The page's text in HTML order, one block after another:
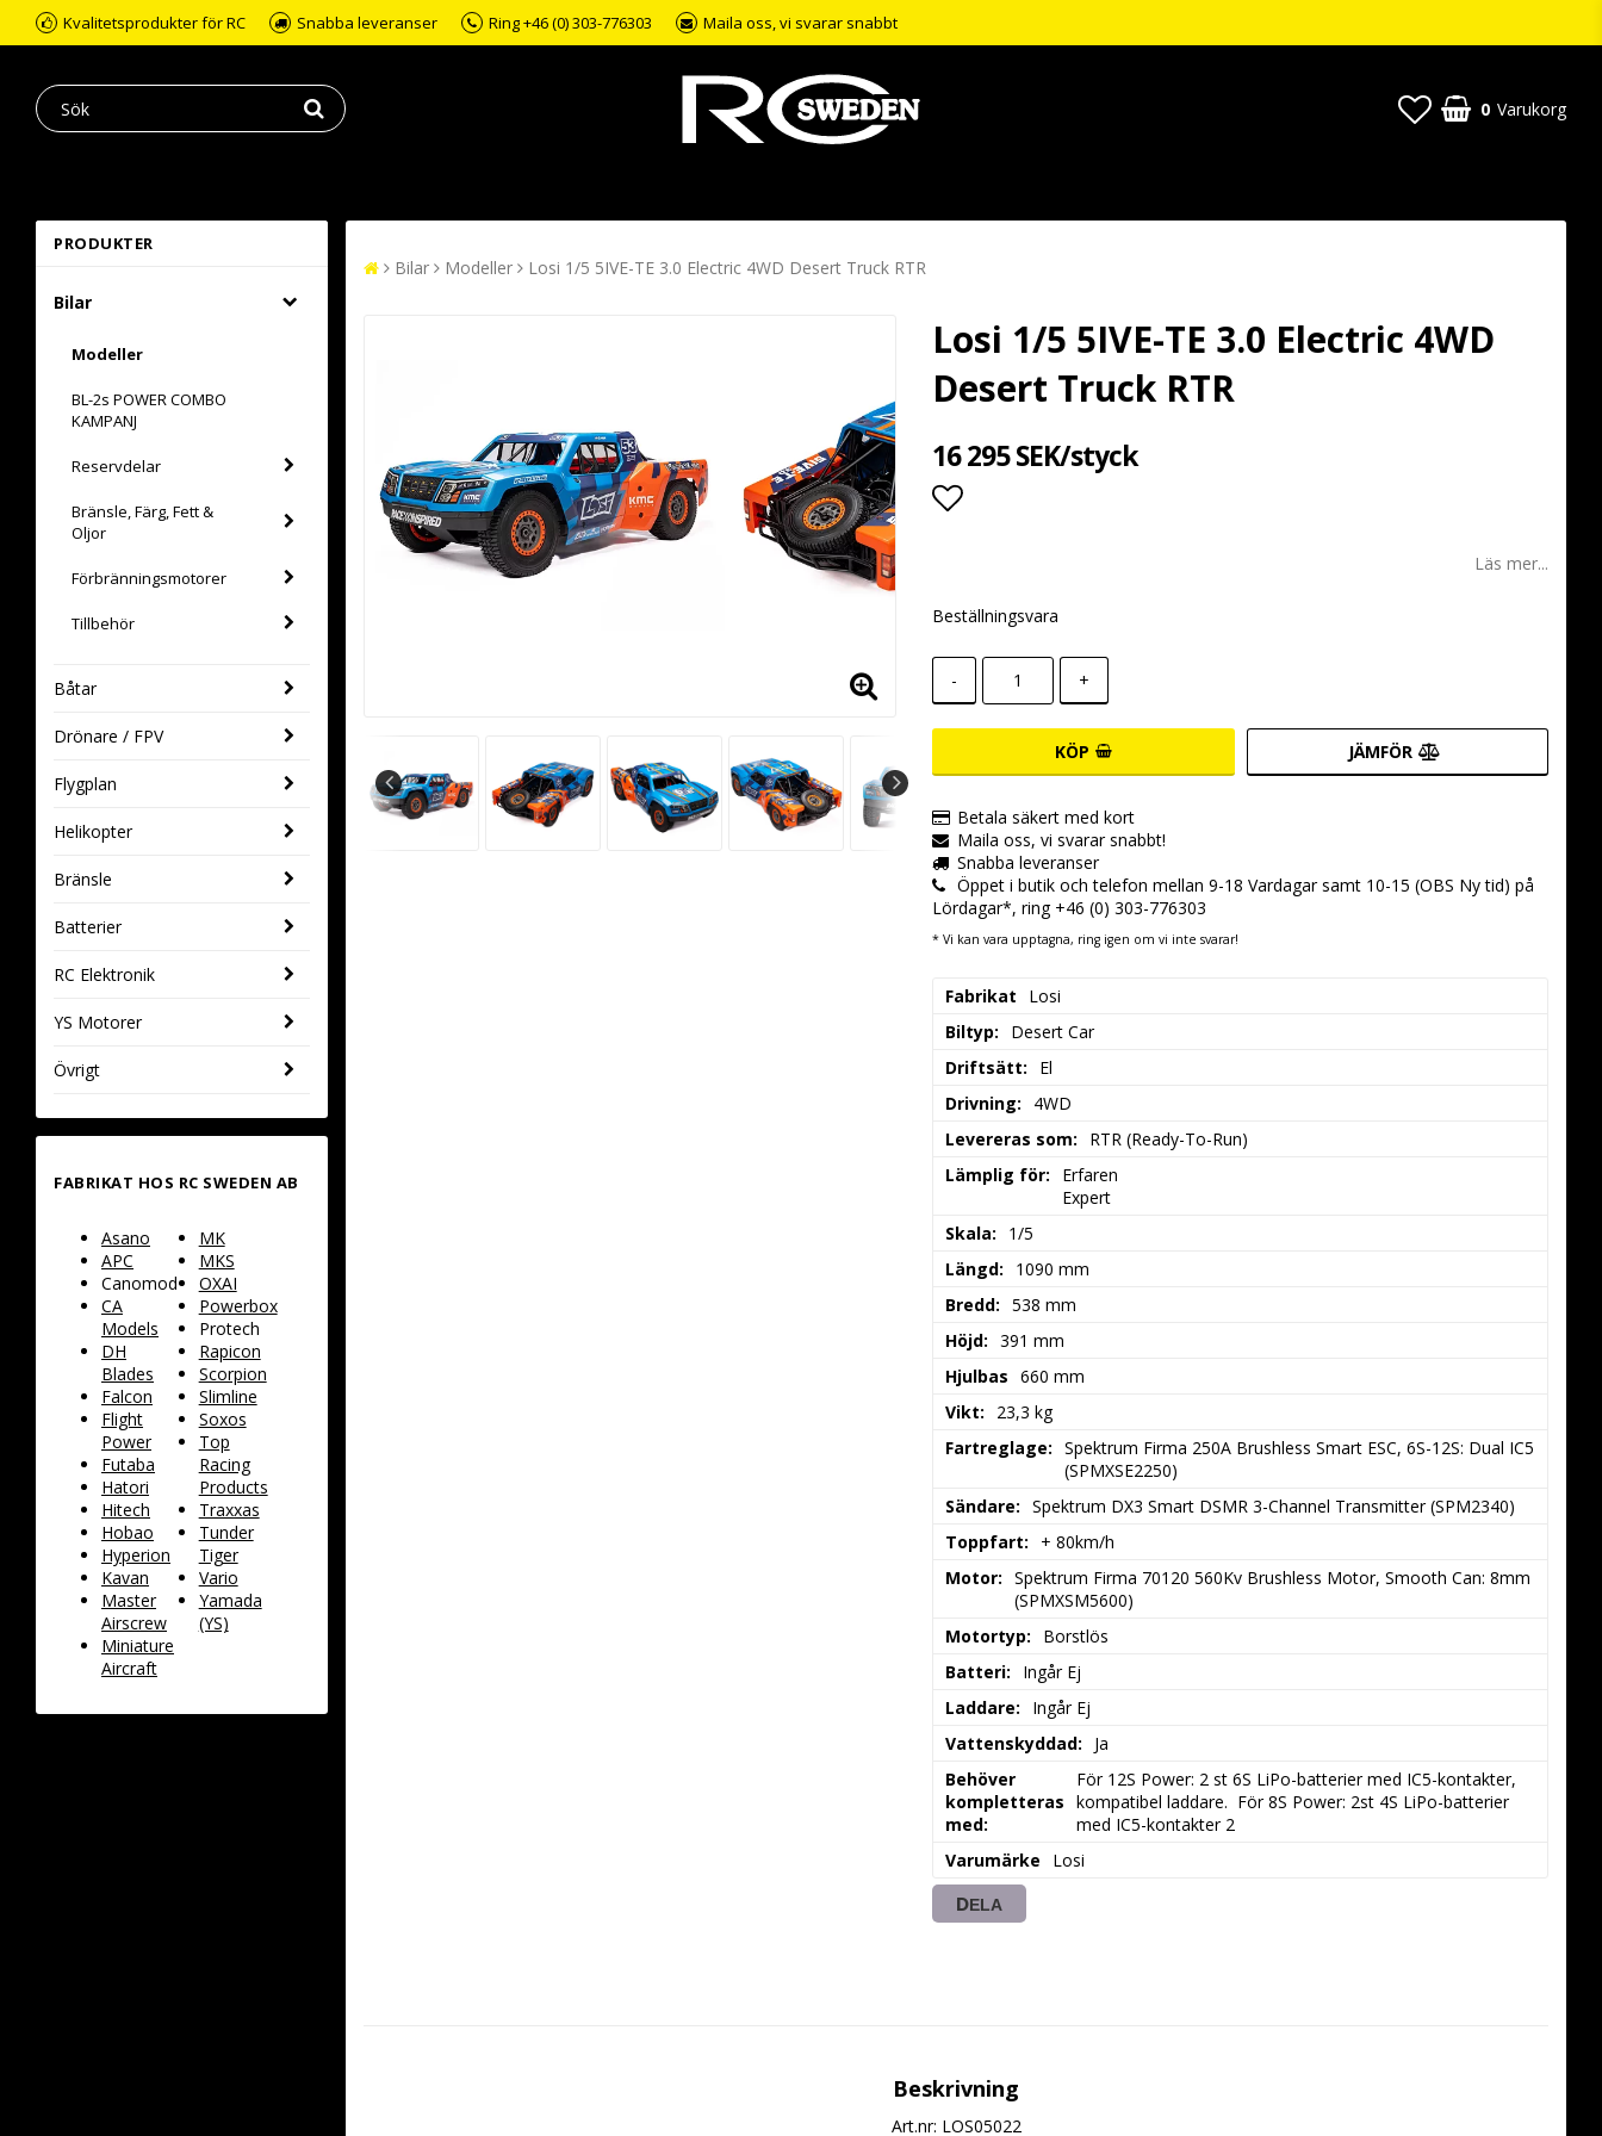
Kvalitetsprodukter för RC Snabba leveranser Ring +46 (0) 303-776303 Maila oss, vi svarar snabbt
0 Varukorg
PRODUKTER
Bilar
Modeller
BL-2s POWER COMBO
KAMPANJ
Reservdelar
Bränsle, Färg, Fett &
Oljor
Förbränningsmotorer
Tillbehör
Båtar
Drönare / FPV
Flygplan
Helikopter
Bränsle
Batterier
RC Elektronik
YS Motorer
Övrigt
FABRIKAT HOS RC SWEDEN AB
Asano
APC
Canomod
CA
Models
DH
Blades
Falcon
Flight
Power
Futaba
Hatori
Hitech
Hobao
Hyperion
Kavan
Master
Airscrew
Miniature
Aircraft
MK
MKS
OXAI
Powerbox
Protech
Rapicon
Scorpion
Slimline
Soxos
Top
Racing
Products
Traxxas
Tunder
Tiger
Vario
Yamada
(YS)
Bilar Modeller Losi 1/5 5IVE-TE 3.0 Electric 4WD Desert Truck RTR
Losi 1/5 5IVE-TE 3.0 Electric 4WD
Desert Truck RTR
16 295 SEK/styck
Läs mer...
Beställningsvara
- +
KÖP JÄMFÖR
Betala säkert med kort
Maila oss, vi svarar snabbt!
Snabba leveranser
Öppet i butik och telefon mellan 9-18 Vardagar samt 10-15 (OBS Ny tid) på
Lördagar*, ring +46 (0) 303-776303
* Vi kan vara upptagna, ring igen om vi inte svarar!
Fabrikat
Losi
Biltyp:
Desert Car
Driftsätt:
El
Drivning:
4WD
Levereras som:
RTR (Ready-To-Run)
Lämplig för:
Erfaren
Expert
Skala:
1/5
Längd:
1090 mm
Bredd: 538 mm
Höjd: 391 mm
Hjulbas 660 mm
Vikt:
23,3 kg
Fartreglage: Spektrum Firma 250A Brushless Smart ESC, 6S-12S: Dual IC5
(SPMXSE2250)
Sändare: Spektrum DX3 Smart DSMR 3-Channel Transmitter (SPM2340)
Toppfart:
+ 80km/h
Motor: Spektrum Firma 70120 560Kv Brushless Motor, Smooth Can: 8mm
(SPMXSM5600)
Motortyp:
Borstlös
Batteri:
Ingår Ej
Laddare:
Ingår Ej
Vattenskyddad:
Ja
Behöver
kompletteras
med:
För 12S Power: 2 st 6S LiPo-batterier med IC5-kontakter,
kompatibel laddare.  För 8S Power: 2st 4S LiPo-batterier
med IC5-kontakter 2
Varumärke
Losi
DELA
Beskrivning
Art.nr: LOS05022